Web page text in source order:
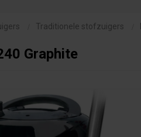
Traditionele stofzuigers
Graphite